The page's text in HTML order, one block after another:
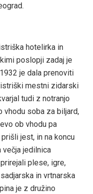
hotelirka in
poslopji zadaj je
je dala prenoviti
mestni zidarski
tudi z notranjo
vhodu soba za biljard,
ob vhodu pa
jest, in na koncu
jedilnica
plese, igre,
in vrtnarska
je z družino